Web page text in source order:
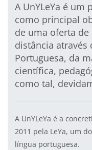
A UnYLeYa é um
como principal
de uma oferta de
distância através
Portuguesa, da
científica,
como tal,
A UnYLeYa é a
2011 pela LeYa, um
língua portuguesa.